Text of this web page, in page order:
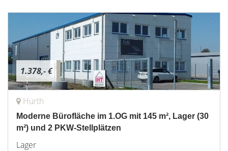
1.378,- €
Hürth
Moderne Bürofläche im 1.OG mit 145 m², Lager (30
m²) und 2 PKW-Stellplätzen
Lager